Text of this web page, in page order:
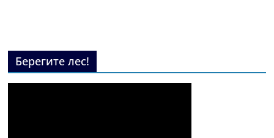
Берегите лес!